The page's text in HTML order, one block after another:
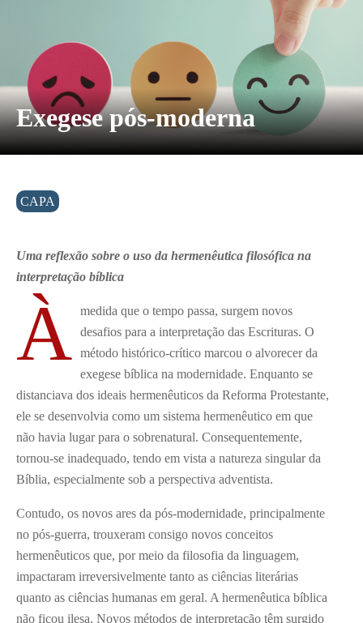
Exegese pós-moderna
CAPA
Uma reflexão sobre o uso da hermenêutica filosófica na
interpretação bíblica
À medida que o tempo passa, surgem novos
desafios para a interpretação das Escrituras. O
método histórico-crítico marcou o alvorecer da
exegese bíblica na modernidade. Enquanto se
distanciava dos ideais hermenêuticos da Reforma Protestante,
ele se desenvolvia como um sistema hermenêutico em que
não havia lugar para o sobrenatural. Consequentemente,
tornou-se inadequado, tendo em vista a natureza singular da
Bíblia, especialmente sob a perspectiva adventista.
Contudo, os novos ares da pós-modernidade, principalmente
no pós-guerra, trouxeram consigo novos conceitos
hermenêuticos que, por meio da filosofia da linguagem,
impactaram irreversivelmente tanto as ciências literárias
quanto as ciências humanas em geral. A hermenêutica bíblica
não ficou ilesa. Novos métodos de interpretação têm surgido